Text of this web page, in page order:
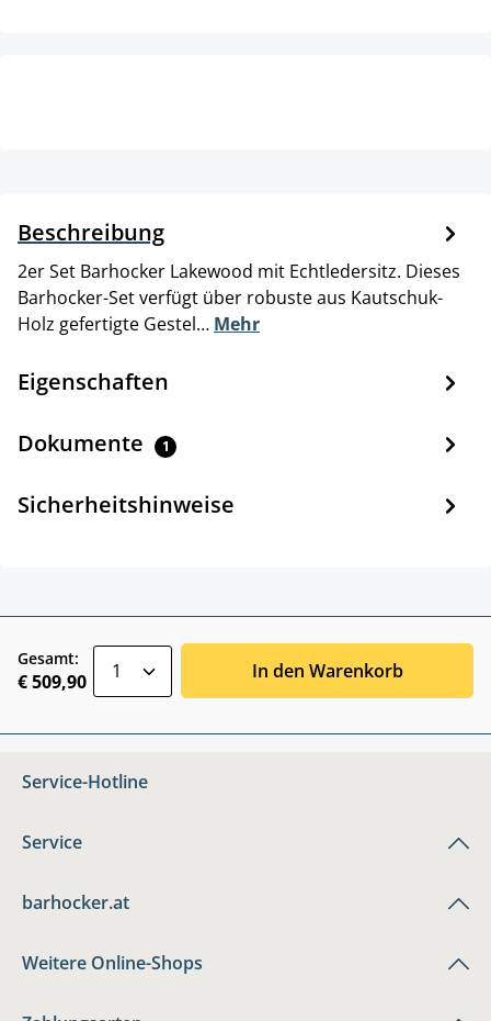
Beschreibung
2er Set Barhocker Lakewood mit Echtledersitz. Dieses
Barhocker-Set verfügt über robuste aus Kautschuk-
Holz gefertigte Gestel… Mehr
Eigenschaften
Dokumente 1
Sicherheitshinweise
Gesamt:
€ 509,90 In den Warenkorb
Service-Hotline
Service
barhocker.at
Weitere Online-Shops